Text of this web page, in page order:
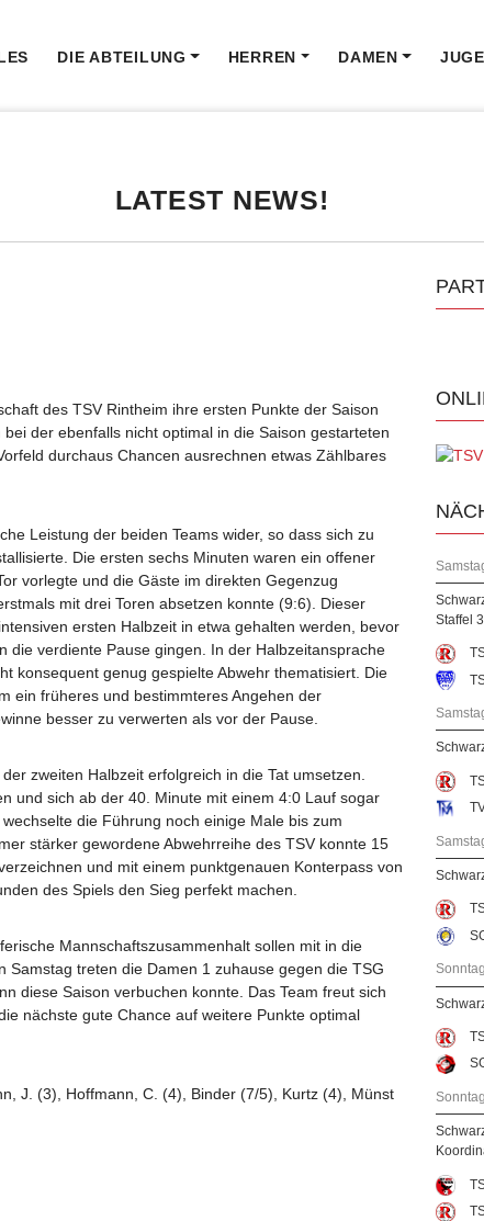
DIE ABTEILUNG HERREN DAMEN
LATEST NEWS!
des TSV Rintheim ihre ersten Punkte der Saison
der ebenfalls nicht optimal in die Saison gestarteten
durchaus Chancen ausrechnen etwas Zählbares
Leistung der beiden Teams wider, so dass sich zu
Die ersten sechs Minuten waren ein offener
vorlegte und die Gäste im direkten Gegenzug
mit drei Toren absetzen konnte (9:6). Dieser
ersten Halbzeit in etwa gehalten werden, bevor
die verdiente Pause gingen. In der Halbzeitansprache
konsequent genug gespielte Abwehr thematisiert. Die
ein früheres und bestimmteres Angehen der
besser zu verwerten als vor der Pause.
zweiten Halbzeit erfolgreich in die Tat umsetzen.
und sich ab der 40. Minute mit einem 4:0 Lauf sogar
die Führung noch einige Male bis zum
stärker gewordene Abwehrreihe des TSV konnte 15
und mit einem punktgenauen Konterpass von
des Spiels den Sieg perfekt machen.
Mannschaftszusammenhalt sollen mit in die
treten die Damen 1 zuhause gegen die TSG
diese Saison verbuchen konnte. Das Team freut sich
nächste gute Chance auf weitere Punkte optimal
J. (3), Hoffmann, C. (4), Binder (7/5), Kurtz (4), Münst
Staffel 3